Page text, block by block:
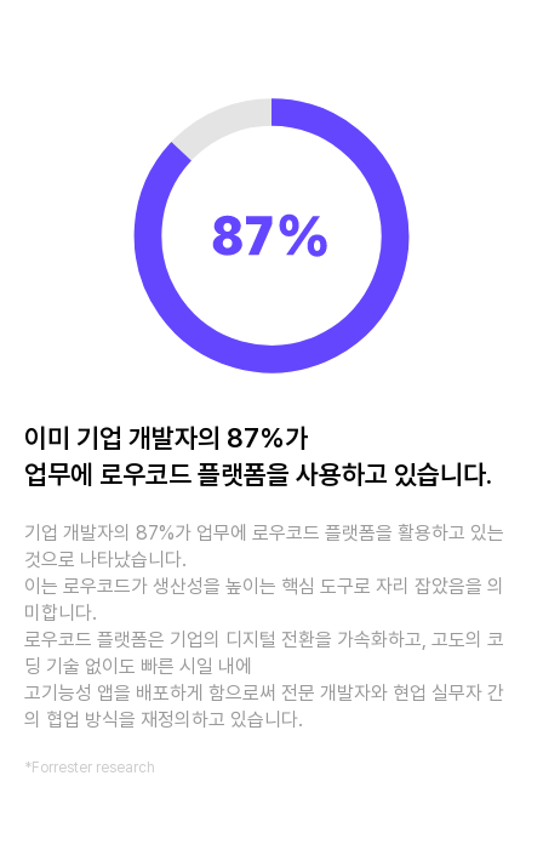
이미 기업 개발자의 87%가
업무에 로우코드 플랫폼을 사용하고 있습니다.
기업 개발자의 87%가 업무에 로우코드 플랫폼을 활용하고 있는
것으로 나타났습니다.
이는 로우코드가 생산성을 높이는 핵심 도구로 자리 잡았음을 의
미합니다.
로우코드 플랫폼은 기업의 디지털 전환을 가속화하고, 고도의 코
딩 기술 없이도 빠른 시일 내에
고기능성 앱을 배포하게 함으로써 전문 개발자와 현업 실무자 간
의 협업 방식을 재정의하고 있습니다.
*Forrester research